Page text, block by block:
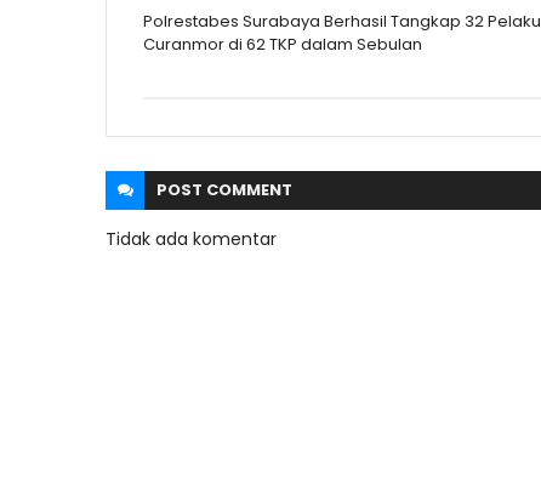
Polrestabes Surabaya Berhasil Tangkap 32 Pelaku
Curanmor di 62 TKP dalam Sebulan
POST COMMENT
Tidak ada komentar